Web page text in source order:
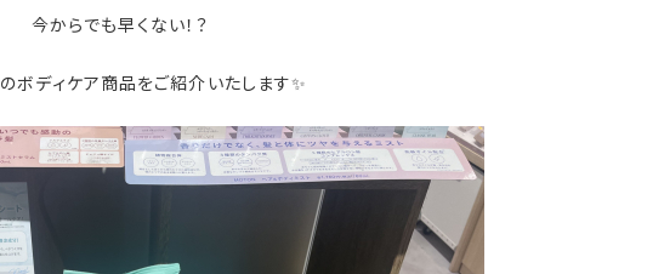
今からでも早くない！？
ボディケア商品をご紹介いたします✨